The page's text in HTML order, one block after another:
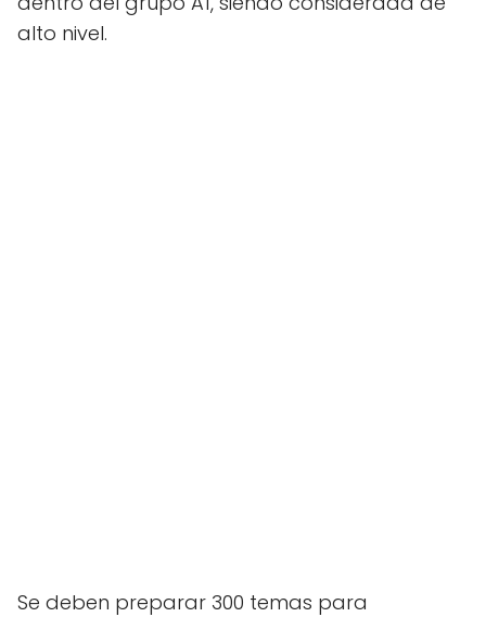
alto nivel.
Se deben preparar 300 temas para